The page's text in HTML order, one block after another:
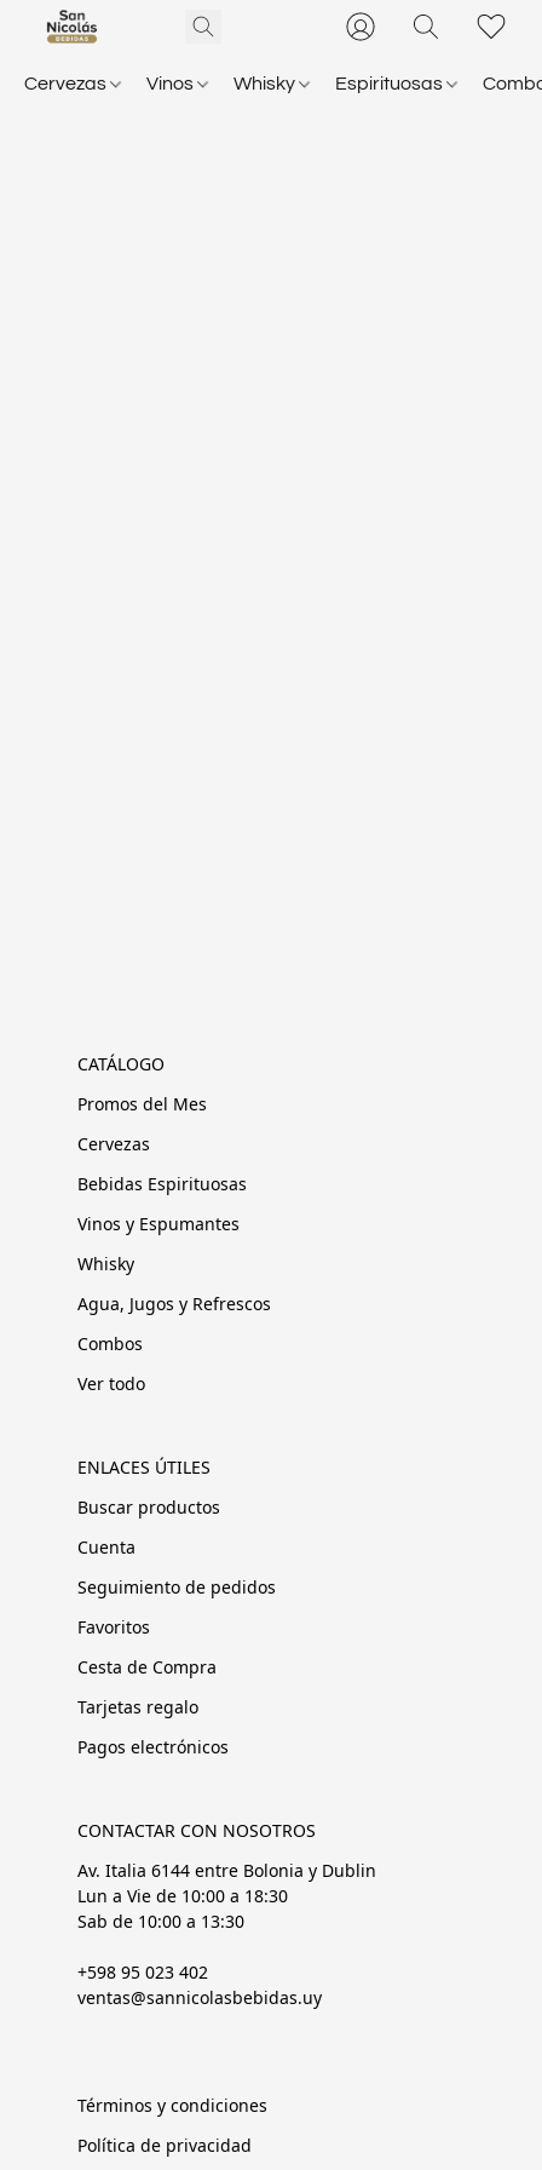
Cervezas Vinos Whisky Espirituosas
CATÁLOGO
Promos del Mes
Cervezas
Bebidas Espirituosas
Vinos y Espumantes
Whisky
Agua, Jugos y Refrescos
Combos
Ver todo
ENLACES ÚTILES
Buscar productos
Cuenta
Seguimiento de pedidos
Favoritos
Cesta de Compra
Tarjetas regalo
Pagos electrónicos
CONTACTAR CON NOSOTROS
Av. Italia 6144 entre Bolonia y Dublin
Lun a Vie de 10:00 a 18:30
Sab de 10:00 a 13:30
+598 95 023 402
ventas@sannicolasbebidas.uy
Términos y condiciones
Política de privacidad